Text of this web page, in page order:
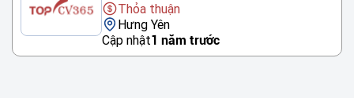
Thỏa thuận
Hưng Yên
Cập nhật1 năm trước